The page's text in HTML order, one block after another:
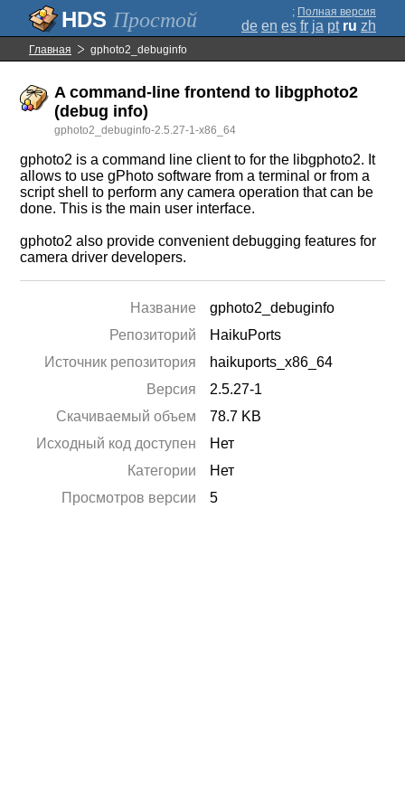
Простой ; Полная версия
de en es fr ja pt ru zh
Главная gphoto2_debuginfo
A command-line frontend to libgphoto2
(debug info)
gphoto2_debuginfo-2.5.27-1-x86_64
gphoto2 is a command line client to for the libgphoto2. It
allows to use gPhoto software from a terminal or from a
script shell to perform any camera operation that can be
done. This is the main user interface.
gphoto2 also provide convenient debugging features for
camera driver developers.
Название
gphoto2_debuginfo
Репозиторий
HaikuPorts
Источник репозитория
haikuports_x86_64
Версия
2.5.27-1
Скачиваемый объем
78.7 KB
Исходный код доступен
Нет
Категории
Нет
Просмотров версии
5